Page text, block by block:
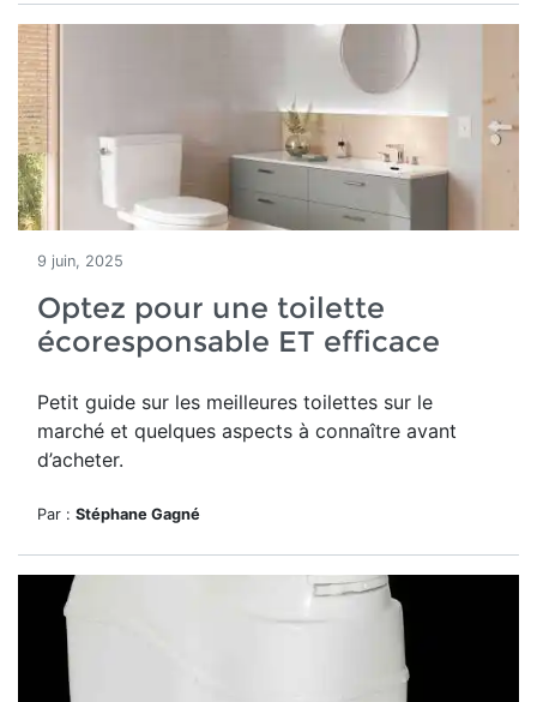
9 juin, 2025
Optez pour une toilette
écoresponsable ET efficace
Petit guide sur les meilleures toilettes sur le
marché et quelques aspects à connaître avant
d’acheter.
Par : Stéphane Gagné